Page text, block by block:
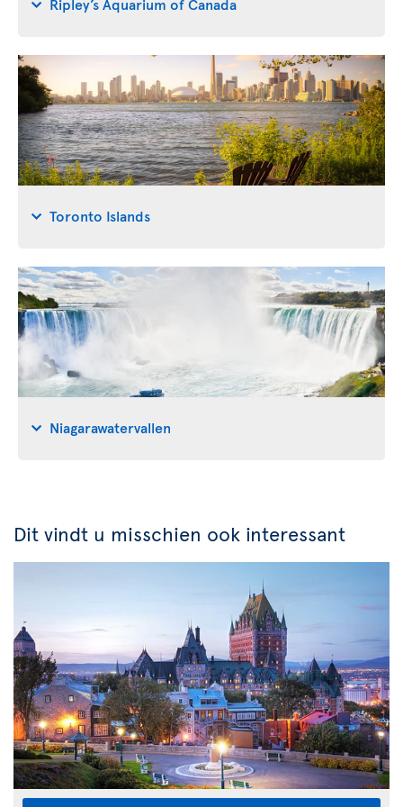
Toronto Islands
Niagarawatervallen
Dit vindt u misschien ook interessant